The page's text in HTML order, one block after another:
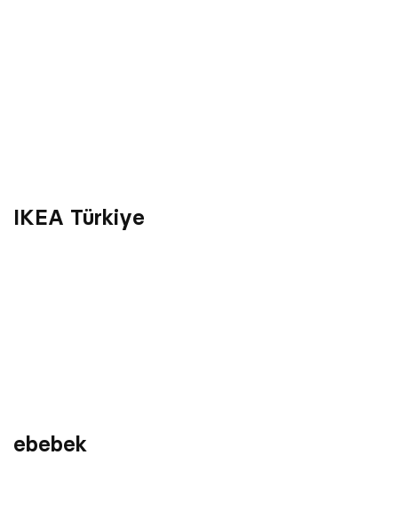
IKEA Türkiye
ebebek